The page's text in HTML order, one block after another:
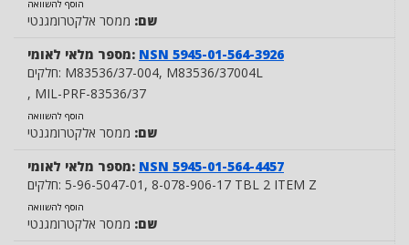
הוסף להשוואה
שם: ממסר אלקטרומגנטי
מספר מלאי לאומי: NSN 5945-01-564-3926
חלקים: M83536/37-004, M83536/37004L
, MIL-PRF-83536/37
הוסף להשוואה
שם: ממסר אלקטרומגנטי
מספר מלאי לאומי: NSN 5945-01-564-4457
חלקים: 5-96-5047-01 , 8-078-906-17 TBL 2 ITEM Z
הוסף להשוואה
שם: ממסר אלקטרומגנטי